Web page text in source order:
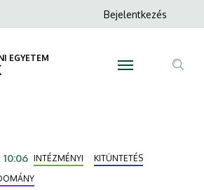
Anonim
menüje
Bejelentkezés
EGYETEM
INTÉZMÉNYI
KITÜNTETÉS